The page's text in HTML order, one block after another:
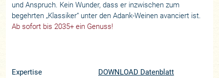
und Anspruch. Kein Wunder, dass er inzwischen zum
begehrten „Klassiker“ unter den Adank-Weinen avanciert ist.
Ab sofort bis 2035+ ein Genuss!
Expertise
DOWNLOAD Datenblatt